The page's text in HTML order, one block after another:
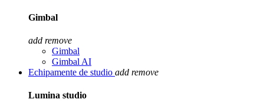
Gimbal
add remove
Gimbal
Gimbal AI
Echipamente de studio add remove
Lumina studio